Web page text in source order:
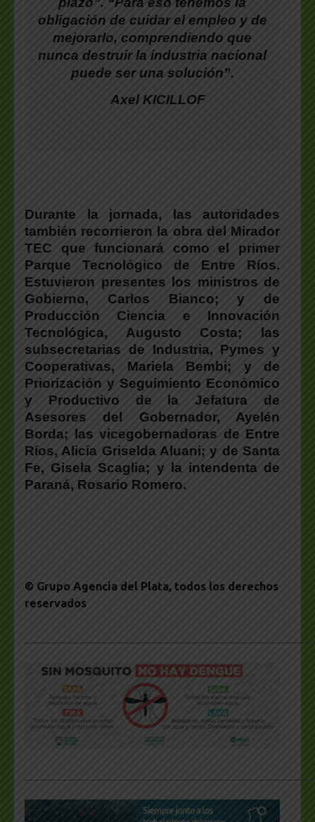
obligación de cuidar el empleo y de
mejorarlo, comprendiendo que
nunca destruir la industria nacional
puede ser una solución”.
Axel KICILLOF
Durante la jornada, las autoridades
también recorrieron la obra del Mirador
TEC que funcionará como el primer
Parque Tecnológico de Entre Ríos.
Estuvieron presentes los ministros de
Gobierno, Carlos Bianco; y de
Producción Ciencia e Innovación
Tecnológica, Augusto Costa; las
subsecretarias de Industria, Pymes y
Cooperativas, Mariela Bembi; y de
Priorización y Seguimiento Económico
y Productivo de la Jefatura de
Asesores del Gobernador, Ayelén
Borda; las vicegobernadoras de Entre
Ríos, Alicia Griselda Aluani; y de Santa
Fe, Gisela Scaglia; y la intendenta de
Paraná, Rosario Romero.
© Grupo Agencia del Plata, todos los derechos
reservados